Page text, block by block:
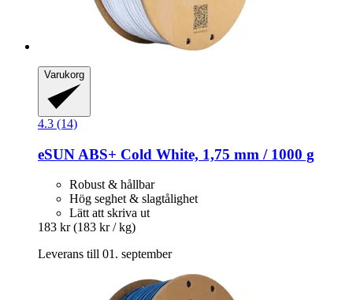
Varukorg
4.3 (14)
eSUN ABS+ Cold White, 1,75 mm / 1000 g
Robust & hållbar
Hög seghet & slagtålighet
Lätt att skriva ut
183 kr (183 kr / kg)
Leverans till 01. september